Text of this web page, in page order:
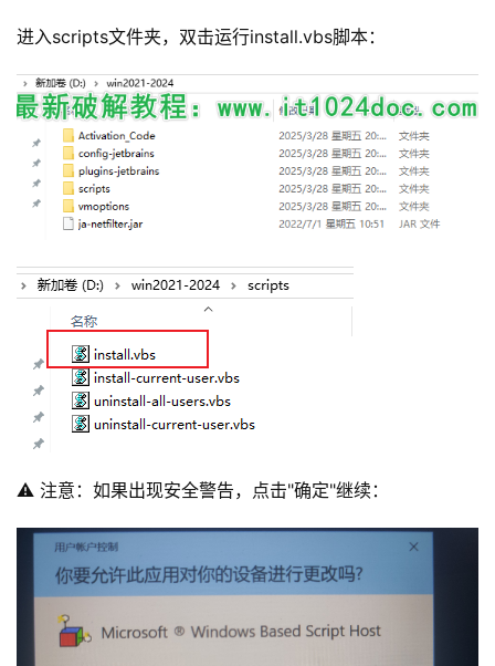
进入scripts文件夹，双击运行install.vbs脚本：
⚠️ 注意：如果出现安全警告，点击"确定"继续：